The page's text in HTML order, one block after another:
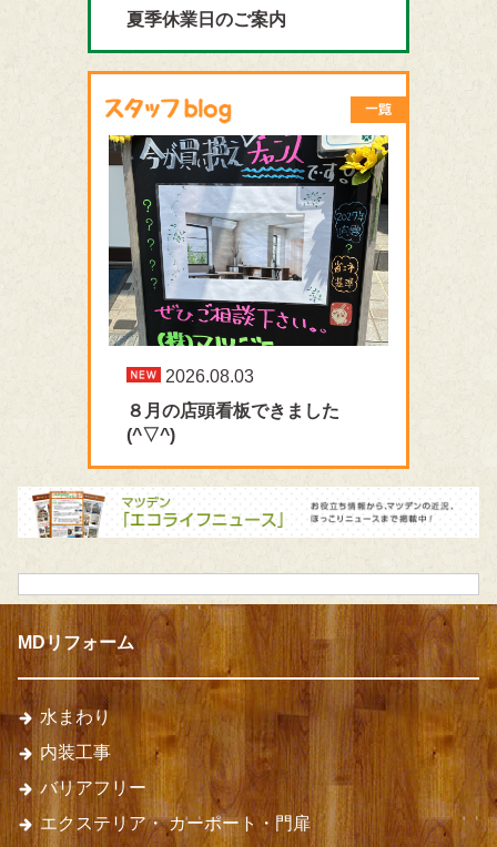
夏季休業日のご案内
2026.08.03
８月の店頭看板できました
(^▽^)
MDリフォーム
水まわり
内装工事
バリアフリー
エクステリア・カーポート・門扉